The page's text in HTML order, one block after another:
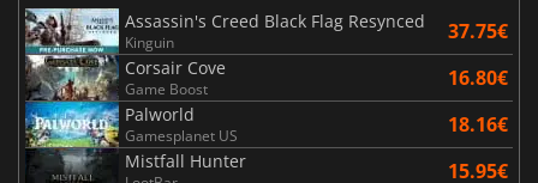
Assassin's Creed Black Flag Resynced
Kinguin 37.75€
Corsair Cove
Game Boost 16.80€
Palworld
Gamesplanet US 18.16€
Mistfall Hunter 15.95€